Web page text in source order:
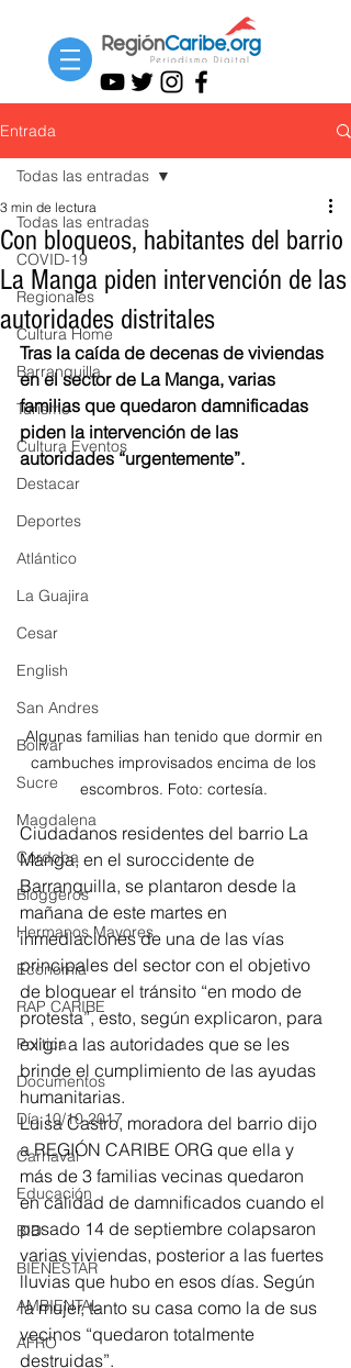
Entrada
Todas las entradas
COVID-19
Regionales
Cultura Home
Barranquilla
Turismo
Cultura Eventos
Destacar
Deportes
Atlántico
La Guajira
Cesar
English
San Andres
Bolívar
Sucre
Magdalena
Córdoba
Bloggeros
Hermanos Mayores
Economía
RAP CARIBE
Política
Documentos
Día 10/10 2017
Carnaval
Educación
BID
BIENESTAR
AMBIENTAL
AFRO
Todas las entradas
Con bloqueos, habitantes del barrio
La Manga piden intervención de las
autoridades distritales
3 min de lectura
Tras la caída de decenas de viviendas
en el sector de La Manga, varias
familias que quedaron damnificadas
piden la intervención de las
autoridades “urgentemente”.
Algunas familias han tenido que dormir en
cambuches improvisados encima de los
escombros. Foto: cortesía.
Ciudadanos residentes del barrio La
Manga, en el suroccidente de
Barranquilla, se plantaron desde la
mañana de este martes en
inmediaciones de una de las vías
principales del sector con el objetivo
de bloquear el tránsito “en modo de
protesta”, esto, según explicaron, para
exigir a las autoridades que se les
brinde el cumplimiento de las ayudas
humanitarias.
Luisa Castro, moradora del barrio dijo
a REGIÓN CARIBE ORG que ella y
más de 3 familias vecinas quedaron
en calidad de damnificados cuando el
pasado 14 de septiembre colapsaron
varias viviendas, posterior a las fuertes
lluvias que hubo en esos días. Según
la mujer, tanto su casa como la de sus
vecinos “quedaron totalmente
destruidas”.